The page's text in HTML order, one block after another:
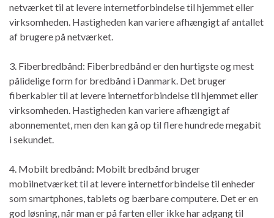
netværket til at levere internetforbindelse til hjemmet eller
virksomheden. Hastigheden kan variere afhængigt af antallet
af brugere på netværket.
3. Fiberbredbånd: Fiberbredbånd er den hurtigste og mest
pålidelige form for bredbånd i Danmark. Det bruger
fiberkabler til at levere internetforbindelse til hjemmet eller
virksomheden. Hastigheden kan variere afhængigt af
abonnementet, men den kan gå op til flere hundrede megabit
i sekundet.
4. Mobilt bredbånd: Mobilt bredbånd bruger
mobilnetværket til at levere internetforbindelse til enheder
som smartphones, tablets og bærbare computere. Det er en
god løsning, når man er på farten eller ikke har adgang til